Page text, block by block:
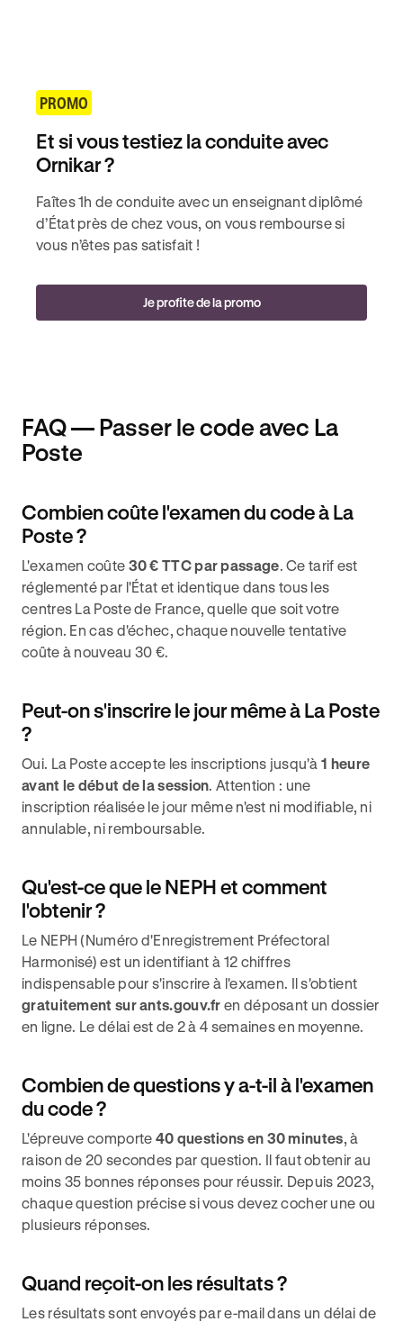
PROMO
Et si vous testiez la conduite avec
Ornikar ?
Faîtes 1h de conduite avec un enseignant diplômé
d’État près de chez vous, on vous rembourse si
vous n’êtes pas satisfait !
Je profite de la promo
FAQ — Passer le code avec La
Poste
Combien coûte l'examen du code à La
Poste ?
L'examen coûte 30 € TTC par passage. Ce tarif est
réglementé par l'État et identique dans tous les
centres La Poste de France, quelle que soit votre
région. En cas d'échec, chaque nouvelle tentative
coûte à nouveau 30 €.
Peut-on s'inscrire le jour même à La Poste
?
Oui. La Poste accepte les inscriptions jusqu'à1 heure
avant le début de la session. Attention : une
inscription réalisée le jour même n'est ni modifiable, ni
annulable, ni remboursable.
Qu'est-ce que le NEPH et comment
l'obtenir ?
Le NEPH (Numéro d'Enregistrement Préfectoral
Harmonisé) est un identifiant à 12 chiffres
indispensable pour s'inscrire à l'examen. Il s'obtient
gratuitement sur ants.gouv.fr en déposant un dossier
en ligne. Le délai est de 2 à 4 semaines en moyenne.
Combien de questions y a-t-il à l'examen
du code ?
L'épreuve comporte 40 questions en 30 minutes, à
raison de 20 secondes par question. Il faut obtenir au
moins 35 bonnes réponses pour réussir. Depuis 2023,
chaque question précise si vous devez cocher une ou
plusieurs réponses.
Quand reçoit-on les résultats ?
Les résultats sont envoyés par e-mail dans un délai de